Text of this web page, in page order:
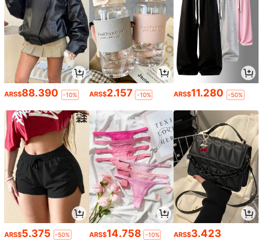
ARS$88.390 -10% ARS$2.157 -10% ARS$11.280 -50%
ARS$5.375 -50% ARS$14.758 -10% ARS$3.423